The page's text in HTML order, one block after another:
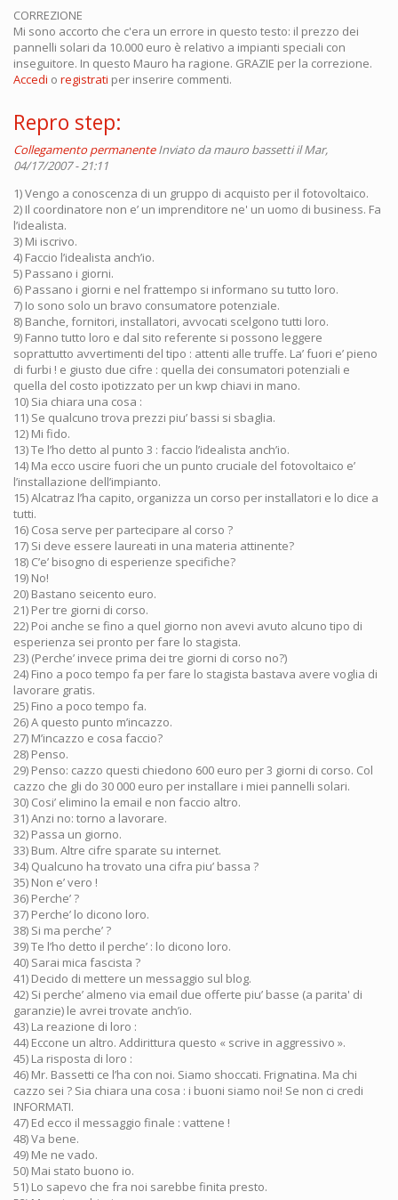
CORREZIONE
Mi sono accorto che c'era un errore in questo testo: il prezzo dei
pannelli solari da 10.000 euro è relativo a impianti speciali con
inseguitore. In questo Mauro ha ragione. GRAZIE per la correzione.
Accedi o registrati per inserire commenti.
Repro step:
Collegamento permanente Inviato damauro bassettiil Mar,
04/17/2007 - 21:11
1) Vengo a conoscenza di un gruppo di acquisto per il fotovoltaico.
2) Il coordinatore non e’ un imprenditore ne' un uomo di business. Fa
l’idealista.
3) Mi iscrivo.
4) Faccio l’idealista anch’io.
5) Passano і giorni.
6) Passano і giorni e nel frattempo si informano su tutto loro.
7) Io sono solo un bravo consumatore potenziale.
8) Banche, fornitori, installatori, avvocati scelgono tutti loro.
9) Fanno tutto loro e dal sito referente si possono leggere
soprattutto avvertimenti del tipo : attenti alle truffe. La’ fuori e’ pieno
di furbi ! e giusto due cifre : quella dei consumatori potenziali e
quella del costo ipotizzato per un kwp chiavi in mano.
10) Sia chiara una cosa :
11) Se qualcuno trova prezzi piu’ bassi si sbaglia.
12) Mi fido.
13) Te l’ho detto al punto 3 : faccio l’idealista anch’io.
14) Ma ecco uscire fuori che un punto cruciale del fotovoltaico e’
l’installazione dell’impianto.
15) Alcatraz l’ha capito, organizza un corso per installatori e lo dice a
tutti.
16) Cosa serve per partecipare al corso ?
17) Si deve essere laureati in una materia attinente?
18) C’e’ bisogno di esperienze specifiche?
19) No!
20) Bastano seicento euro.
21) Per tre giorni di corso.
22) Poi anche se fino a quel giorno non avevi avuto alcuno tipo di
esperienza sei pronto per fare lo stagista.
23) (Perche’ invece prima dei tre giorni di corso no?)
24) Fino a poco tempo fa per fare lo stagista bastava avere voglia di
lavorare gratis.
25) Fino a poco tempo fa.
26) A questo punto m’incazzo.
27) M’incazzo e cosa faccio?
28) Penso.
29) Penso: cazzo questi chiedono 600 euro per 3 giorni di corso. Col
cazzo che gli do 30 000 euro per installare і miei pannelli solari.
30) Cosi’ elimino la email e non faccio altro.
31) Anzi no: torno a lavorare.
32) Passa un giorno.
33) Bum. Altre cifre sparate su internet.
34) Qualcuno ha trovato una cifra piu’ bassa ?
35) Non e’ vero !
36) Perche’ ?
37) Perche’ lo dicono loro.
38) Si ma perche’ ?
39) Te l’ho detto il perche’ : lo dicono loro.
40) Sarai mica fascista ?
41) Decido di mettere un messaggio sul blog.
42) Si perche’ almeno via email due offerte piu’ basse (a parita' di
garanzie) le avrei trovate anch’io.
43) La reazione di loro :
44) Eccone un altro. Addirittura questo « scrive in aggressivo ».
45) La risposta di loro :
46) Mr. Bassetti ce l’ha con noi. Siamo shoccati. Frignatina. Ma chi
cazzo sei ? Sia chiara una cosa : і buoni siamo noi! Se non ci credi
INFORMATI.
47) Ed ecco il messaggio finale : vattene !
48) Va bene.
49) Me ne vado.
50) Mai stato buono io.
51) Lo sapevo che fra noi sarebbe finita presto.